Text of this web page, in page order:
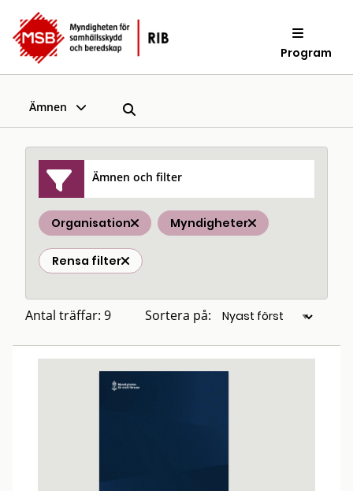
Program
Ämnen
Ämnen och filter
Organisation Myndigheter
Rensa filter
Antal träffar: 9 Sortera på: